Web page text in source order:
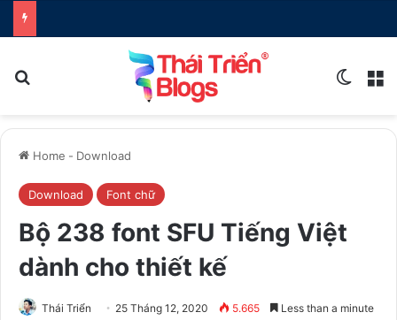
Home - Download
Download Font chữ
Bộ 238 font SFU Tiếng Việt
dành cho thiết kế
Thái Triển 25 Tháng 12, 2020 5.665 Less than a minute